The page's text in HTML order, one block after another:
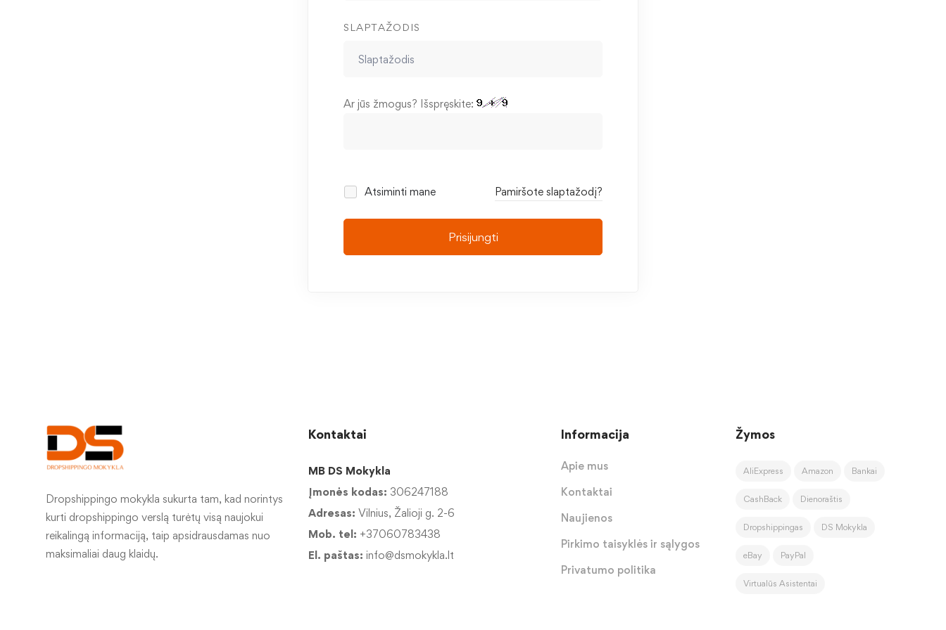
SLAPTAŽODIS
Ar jūs žmogus? Išspręskite:
Atsiminti mane Pamiršote slaptažodį?
Prisijungti
Dropshippingo mokykla sukurta tam, kad norintys
kurti dropshippingo verslą turėtų visą naujokui
reikalingą informaciją, taip apsidrausdamas nuo
maksimaliai daug klaidų.
Kontaktai
MB DS Mokykla
Įmonės kodas: 306247188
Adresas: Vilnius, Žalioji g. 2-6
Mob. tel: +37060783438
El. paštas: info@dsmokykla.lt
Informacija
Apie mus
Kontaktai
Naujienos
Pirkimo taisyklės ir sąlygos
Privatumo politika
Žymos
AliExpress Amazon Bankai
CashBack Dienoraštis
Dropshippingas DS Mokykla
eBay PayPal
Virtualūs Asistentai